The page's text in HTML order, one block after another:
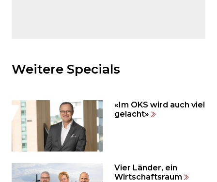
den
Inhalt
auslassen
und
direkt
springen?
Weitere Specials
«Im OKS wird auch viel
gelacht»
Vier Länder, ein
Wirtschaftsraum